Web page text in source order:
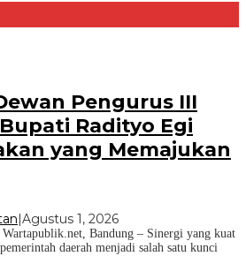
Pengurus III
Radityo Egi
yang Memajukan
Agustus 1, 2026
Bandung – Sinergi yang kuat
daerah menjadi salah satu kunci